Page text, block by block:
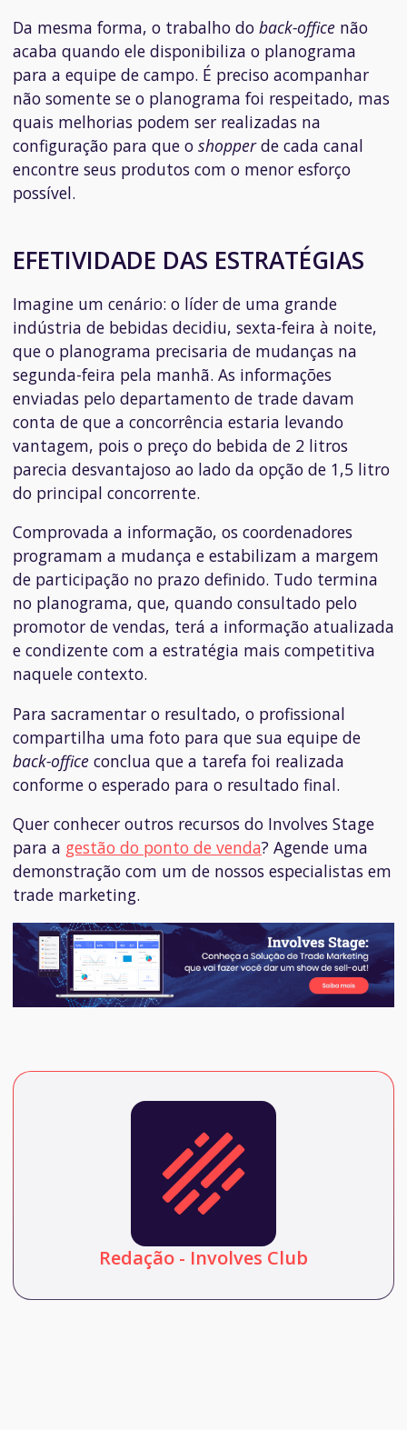
Da mesma forma, o trabalho do back-office não
acaba quando ele disponibiliza o planograma
para a equipe de campo. É preciso acompanhar
não somente se o planograma foi respeitado, mas
quais melhorias podem ser realizadas na
configuração para que o shopperde cada canal
encontre seus produtos com o menor esforço
possível.
EFETIVIDADE DAS ESTRATÉGIAS
Imagine um cenário: o líder de uma grande
indústria de bebidas decidiu, sexta-feira à noite,
que o planograma precisaria de mudanças na
segunda-feira pela manhã. As informações
enviadas pelo departamento de trade davam
conta de que a concorrência estaria levando
vantagem, pois o preço do bebida de 2 litros
parecia desvantajoso ao lado da opção de 1,5 litro
do principal concorrente.
Comprovada a informação, os coordenadores
programam a mudança e estabilizam a margem
de participação no prazo definido. Tudo termina
no planograma, que, quando consultado pelo
promotor de vendas, terá a informação atualizada
e condizente com a estratégia mais competitiva
naquele contexto.
Para sacramentar o resultado, o profissional
compartilha uma foto para que sua equipe de
back-office conclua que a tarefa foi realizada
conforme o esperado para o resultado final.
Quer conhecer outros recursos do Involves Stage
para a gestão do ponto de venda? Agende uma
demonstração com um de nossos especialistas em
trade marketing.
Redação - Involves Club